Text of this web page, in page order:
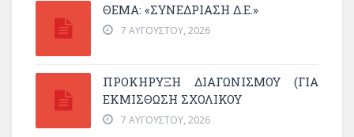
ΘΕΜΑ: «ΣΥΝΕΔΡΊΑΣΗ Δ.Ε.»
7 ΑΥΓΟΎΣΤΟΥ, 2026
ΠΡΟΚΗΡΥΞΗ ΔΙΑΓΩΝΙΣΜΟΥ (ΓΙΑ
ΕΚΜΊΣΘΩΣΗ ΣΧΟΛΙΚΟΎ
7 ΑΥΓΟΎΣΤΟΥ, 2026